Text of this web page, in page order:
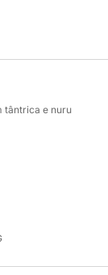
tântrica e nuru